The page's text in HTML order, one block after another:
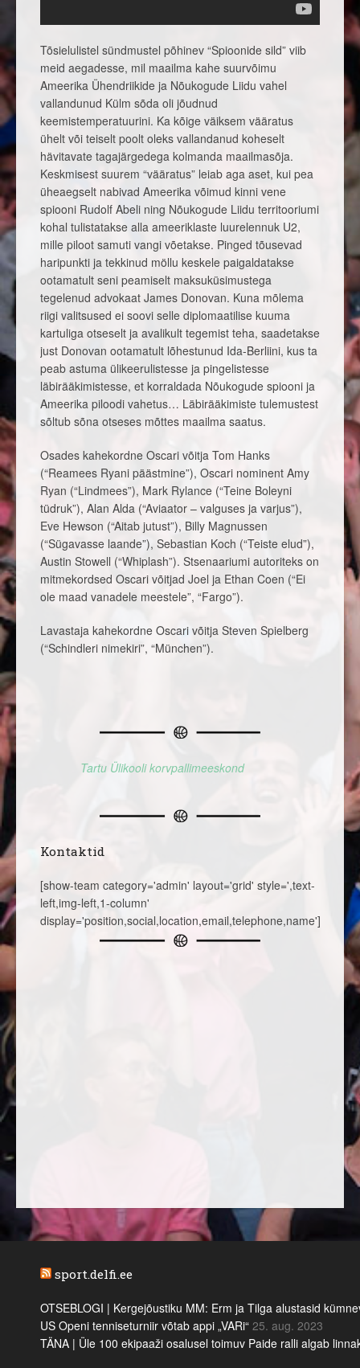
Tõsielulistel sündmustel põhinev “Spioonide sild” viib
meid aegadesse, mil maailma kahe suurvõimu
Ameerika Ühendriikide ja Nõukogude Liidu vahel
vallandunud Külm sõda oli jõudnud
keemistemperatuurini. Ka kõige väiksem vääratus
ühelt või teiselt poolt oleks vallandanud koheselt
hävitavate tagajärgedega kolmanda maailmasõja.
Keskmisest suurem “vääratus” leiab aga aset, kui pea
üheaegselt nabivad Ameerika võimud kinni vene
spiooni Rudolf Abeli ning Nõukogude Liidu territooriumi
kohal tulistatakse alla ameeriklaste luurelennuk U2,
mille piloot samuti vangi võetakse. Pinged tõusevad
haripunkti ja tekkinud möllu keskele paigaldatakse
ootamatult seni peamiselt maksuküsimustega
tegelenud advokaat James Donovan. Kuna mõlema
riigi valitsused ei soovi selle diplomaatilise kuuma
kartuliga otseselt ja avalikult tegemist teha, saadetakse
just Donovan ootamatult lõhestunud Ida-Berliini, kus ta
peab astuma ülikeerulistesse ja pingelistesse
läbirääkimistesse, et korraldada Nõukogude spiooni ja
Ameerika piloodi vahetus… Läbirääkimiste tulemustest
sõltub sõna otseses mõttes maailma saatus.
Osades kahekordne Oscari võitja Tom Hanks
(“Reamees Ryani päästmine”), Oscari nominent Amy
Ryan (“Lindmees”), Mark Rylance (“Teine Boleyni
tüdruk”), Alan Alda (“Aviaator – valguses ja varjus”),
Eve Hewson (“Aitab jutust”), Billy Magnussen
(“Sügavasse laande”), Sebastian Koch (“Teiste elud”),
Austin Stowell (“Whiplash”). Stsenaariumi autoriteks on
mitmekordsed Oscari võitjad Joel ja Ethan Coen (“Ei
ole maad vanadele meestele”, “Fargo”).
Lavastaja kahekordne Oscari võitja Steven Spielberg
(“Schindleri nimekiri”, “München”).
Tartu Ülikooli korvpallimeeskond
Kontaktid
[show-team category='admin' layout='grid' style=',text-
left,img-left,1-column'
display='position,social,location,email,telephone,name']
sport.delfi.ee
OTSEBLOGI | Kergejõustiku MM: Erm ja Tilga alustasid
US Openi tenniseturniir võtab appi „VARi“ 25. aug. 2023
TÄNA | Üle 100 ekipaaži osalusel toimuv Paide ralli algab